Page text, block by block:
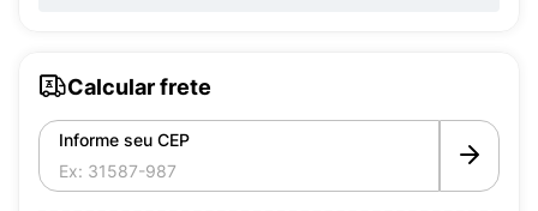
Calcular frete
Informe seu CEP